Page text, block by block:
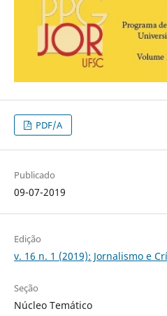
PDF/A
Publicado
09-07-2019
Edição
v. 16 n. 1 (2019): Jornalismo e
Seção
Núcleo Temático